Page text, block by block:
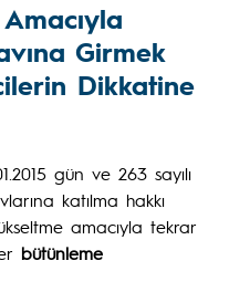
Girmek
Dikkatine
gün ve 263 sayılı
katılma hakkı
amacıyla tekrar
bütünleme